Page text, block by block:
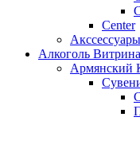
Сenter
Акссессуары
Алкоголь
Армянский